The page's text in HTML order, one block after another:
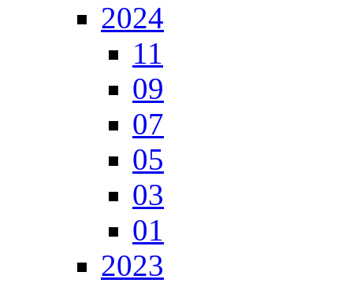
2024
11
09
07
05
03
01
2023